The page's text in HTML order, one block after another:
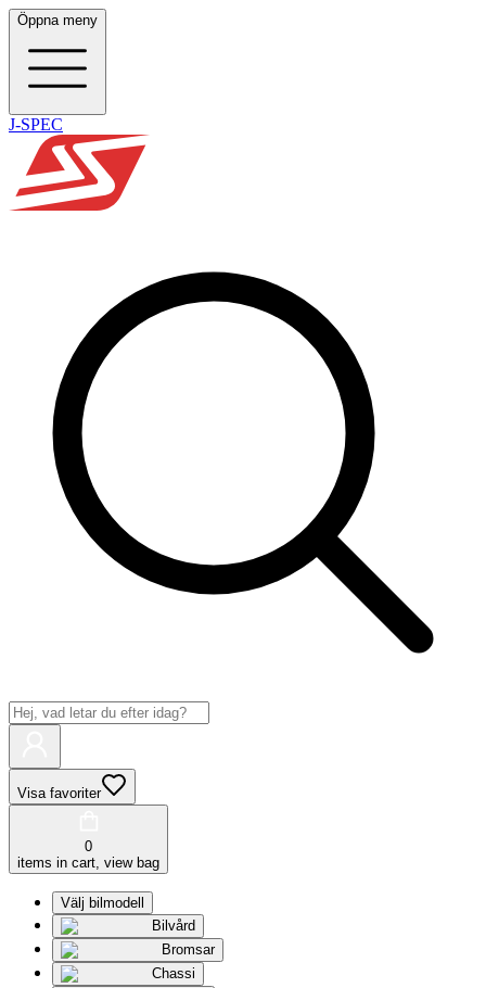
Öppna meny
J-SPEC
Visa favoriter
0
items in cart, view bag
Välj bilmodell
Bilvård
Bromsar
Chassi